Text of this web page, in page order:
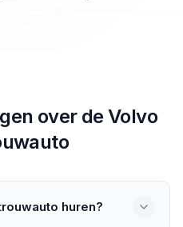
over deVolvo
huren?